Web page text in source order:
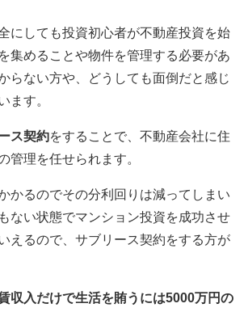
にしても投資初心者が不動産投資を始
集めることや物件を管理する必要があ
らない方や、どうしても面倒だと感じ
ます。
ス契約をすることで、不動産会社に住
管理を任せられます。
かるのでその分利回りは減ってしまい
ない状態でマンション投資を成功させ
えるので、サブリース契約をする方が
収入だけで生活を賄うには5000万円の